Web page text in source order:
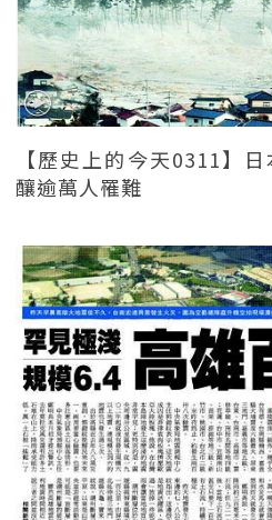
【歷史上的今天0311】
釀逾萬人罹難